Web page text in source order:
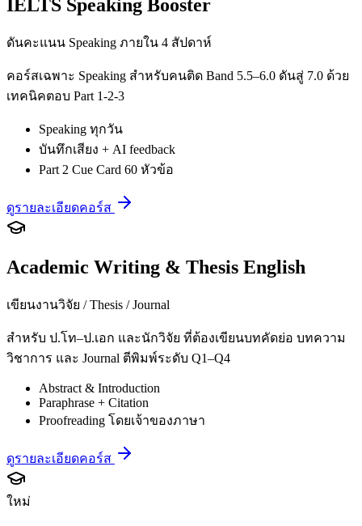
IELTS Speaking Booster
ดันคะแนน Speaking ภายใน 4 สัปดาห์
คอร์สเฉพาะ Speaking สำหรับคนติด Band 5.5–6.0 ดันสู่ 7.0 ด้วย
เทคนิคตอบ Part 1-2-3
Speaking ทุกวัน
บันทึกเสียง + AI feedback
Part 2 Cue Card 60 หัวข้อ
ดูรายละเอียดคอร์ส
Academic Writing & Thesis English
เขียนงานวิจัย / Thesis / Journal
สำหรับ ป.โท–ป.เอก และนักวิจัย ที่ต้องเขียนบทคัดย่อ บทความ
วิชาการ และ Journal ตีพิมพ์ระดับ Q1–Q4
Abstract & Introduction
Paraphrase + Citation
Proofreading โดยเจ้าของภาษา
ดูรายละเอียดคอร์ส
ใหม่